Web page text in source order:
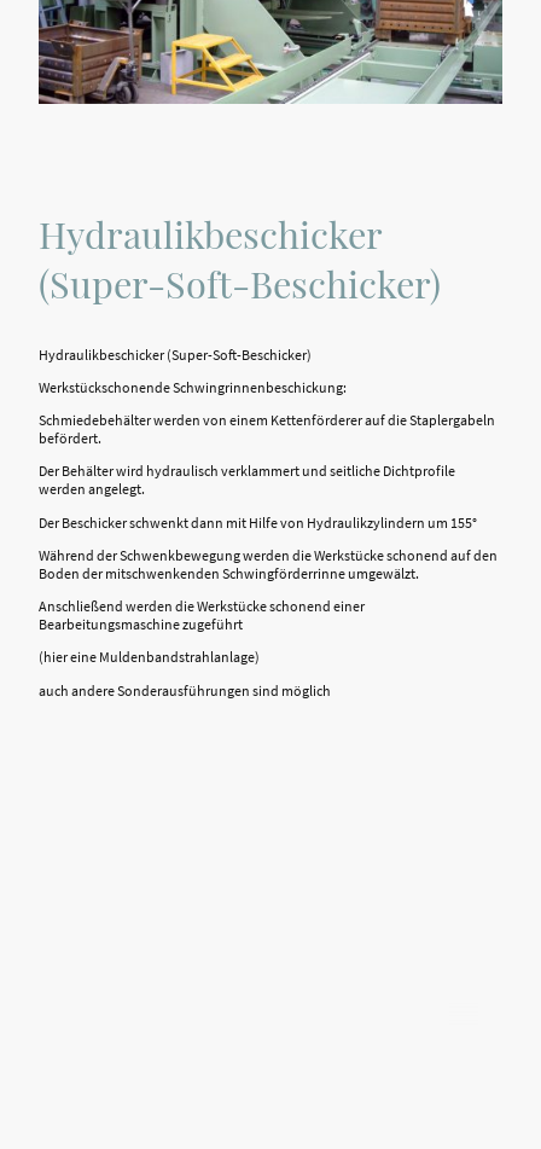
Hydraulikbeschicker
(Super-Soft-Beschicker)
Hydraulikbeschicker (Super-Soft-Beschicker)
Werkstückschonende Schwingrinnenbeschickung:
Schmiedebehälter werden von einem Kettenförderer auf die Staplergabeln
befördert.
Der Behälter wird hydraulisch verklammert und seitliche Dichtprofile
werden angelegt.
Der Beschicker schwenkt dann mit Hilfe von Hydraulikzylindern um 155°
Während der Schwenkbewegung werden die Werkstücke schonend auf den
Boden der mitschwenkenden Schwingförderrinne umgewälzt.
Anschließend werden die Werkstücke schonend einer
Bearbeitungsmaschine zugeführt
(hier eine Muldenbandstrahlanlage)
auch andere Sonderausführungen sind möglich